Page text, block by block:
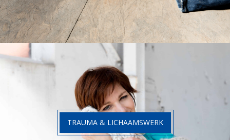
TRAUMA & LICHAAMSWERK